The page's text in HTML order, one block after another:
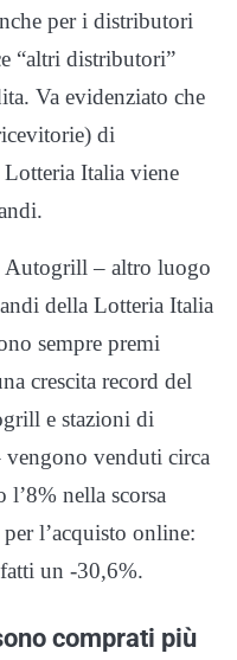
per i distributori
“altri distributori”
Va evidenziato che
di
Italia viene
– altro luogo
della Lotteria Italia
sempre premi
crescita record del
e stazioni di
venduti circa
nella scorsa
l’acquisto online:
un -30,6%.
comprati più